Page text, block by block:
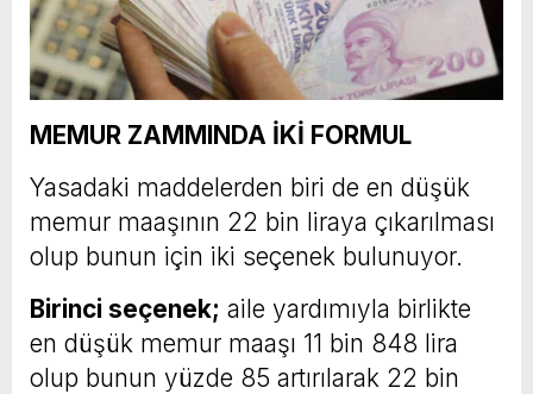
MEMUR ZAMMINDA İKİ FORMUL
Yasadaki maddelerden biri de en düşük
memur maaşının 22 bin liraya çıkarılması
olup bunun için iki seçenek bulunuyor.
Birinci seçenek; aile yardımıyla birlikte
en düşük memur maaşı 11 bin 848 lira
olup bunun yüzde 85 artırılarak 22 bin